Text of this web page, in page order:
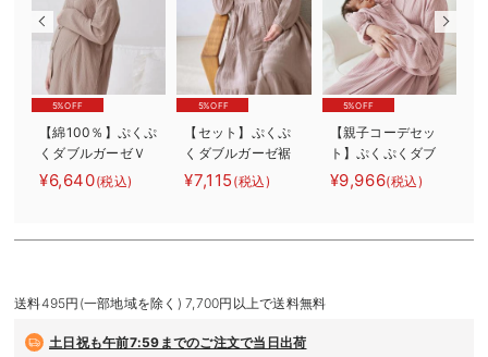
5%OFF
【綿100％】ぷくぷ
くダブルガーゼＶ
ネックワンピ＆産
前産後使えるレギ
タニティ・授乳パ
¥6,640(税込)
5%OFF
【セット】ぷくぷ
くダブルガーゼ裾
ティアード3WAYワ
ンピース＆産後も
ジャマ マタニテ
¥7,115 (税込)
5%OFF
【親子コーデセッ
ト】ぷくぷくダブ
ルガーゼ裾ティア
ード3WAYワンピー
るレギンスパジャ
¥9,966(税込)
送料495円(一部地域を除く) 7,700円以上で送料無料
土日祝も午前7:59までのご注文で当日出荷